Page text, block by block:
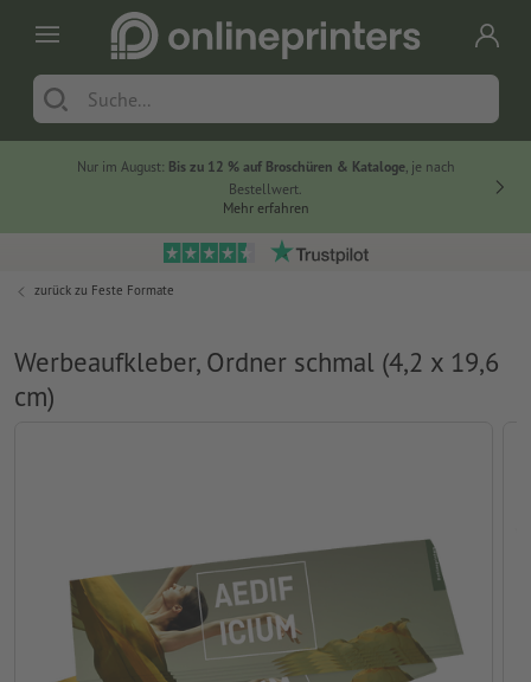
Nur im August: Bis zu 12 % auf Broschüren & Kataloge, je nach
Bestellwert.
Mehr erfahren
zurück zu Feste Formate
Werbeaufkleber, Ordner schmal (4,2 x 19,6
cm)